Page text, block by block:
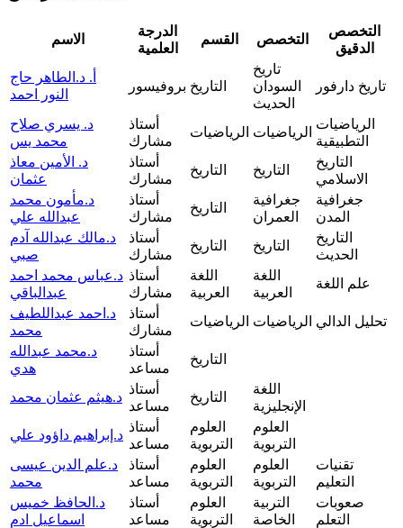
الاسم
الدرجة
العلمية
القسم التخصص
التخصص
الدقيق
أ. د.الطاهر حاج
النور احمد
بروفيسور التاريخ
تاريخ
السودان
الحديث
تاريخ دارفور
د. يسري صلاح
محمد يس
أستاذ
مشارك
الرياضيات الرياضيات
الرياضيات
التطبيقية
د. الأمين معاذ
عثمان
أستاذ
مشارك
التاريخ التاريخ
التاريخ
الاسلامي
د.مأمون محمد
عبدالله علي
أستاذ
مشارك
التاريخ
جغرافية
العمران
جغرافية
المدن
د.مالك عبدالله آدم
صبي
أستاذ
مشارك
التاريخ التاريخ
التاريخ
الحديث
د.عباس محمد احمد
عبدالباقي
أستاذ
مشارك
اللغة
العربية
اللغة
العربية
علم اللغة
د.احمد عبداللطيف
محمد
أستاذ
مشارك
الرياضيات الرياضيات تحليل الدالي
د.محمد عبدالله
هدي
أستاذ
مساعد
التاريخ
د.هيثم عثمان محمد
أستاذ
مساعد
التاريخ
اللغة
الإنجليزية
د.إبراهيم داؤود علي
أستاذ
مساعد
العلوم
التربوية
العلوم
التربوية
د.علم الدين عيسى
محمد
أستاذ
مساعد
العلوم
التربوية
العلوم
التربوية
تقنيات
التعليم
د.الحافظ خميس
اسماعيل ادم
أستاذ
مساعد
العلوم
التربوية
التربية
الخاصة
صعوبات
التعلم